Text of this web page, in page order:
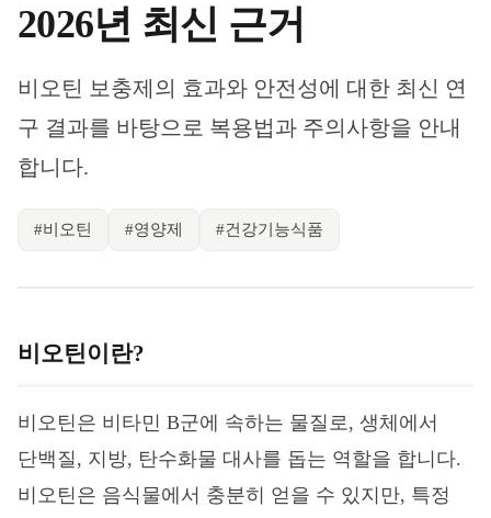
2026년 최신 근거
비오틴 보충제의 효과와 안전성에 대한 최신 연
구 결과를 바탕으로 복용법과 주의사항을 안내
합니다.
#비오틴 #영양제 #건강기능식품
비오틴이란?
비오틴은 비타민 B군에 속하는 물질로, 생체에서
단백질, 지방, 탄수화물 대사를 돕는 역할을 합니다.
비오틴은 음식물에서 충분히 얻을 수 있지만, 특정